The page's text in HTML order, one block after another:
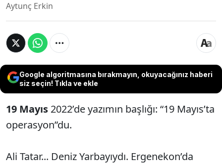
Aytunç Erkin
Google algoritmasına bırakmayın, okuyacağınız haberi
siz seçin! Tıkla ve ekle
19 Mayıs 2022’de yazımın başlığı: “19 Mayıs’ta
operasyon”du.
Ali Tatar... Deniz Yarbayıydı. Ergenekon’da